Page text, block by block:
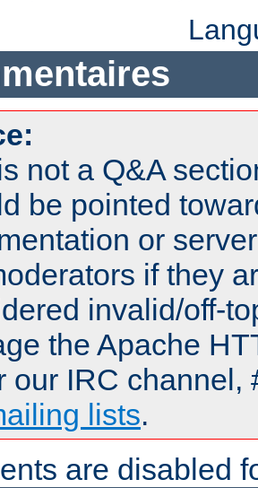
not a Q&A
be pointed
or
if they
invalid/off-
the Apache
our IRC channel,
lists.
are disabled